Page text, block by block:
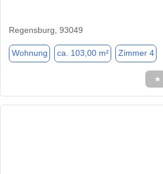
Regensburg, 93049
Wohnung ca. 103,00 m² Zimmer 4
★